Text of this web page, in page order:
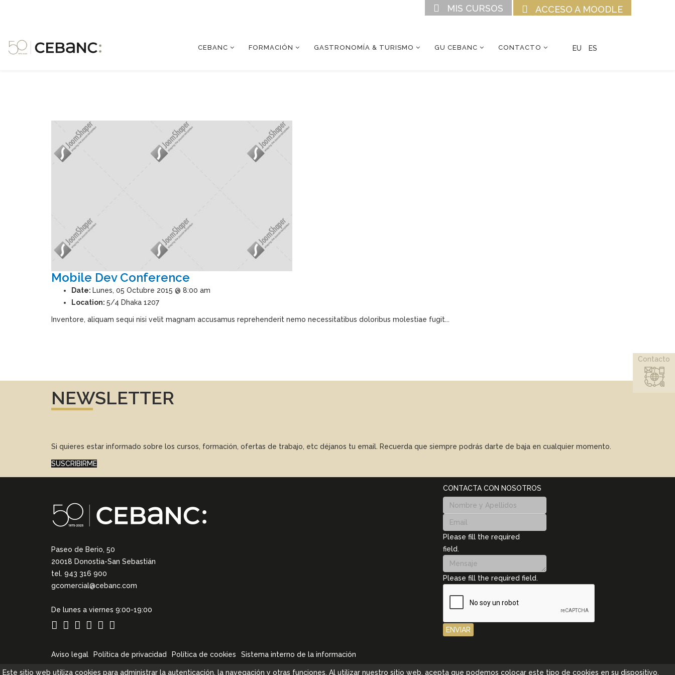
ACCESO A MOODLE
MIS CURSOS
CEBANC FORMACIÓN GASTRONOMÍA & TURISMO GU CEBANC CONTACTO EU ES
Mobile Dev Conference
Date: Lunes, 05 Octubre 2015 @ 8:00 am
Location: 5/4 Dhaka 1207
Inventore, aliquam sequi nisi velit magnam accusamus reprehenderit nemo necessitatibus doloribus molestiae fugit...
NEWSLETTER
Si quieres estar informado sobre los cursos, formación, ofertas de trabajo, etc déjanos tu email. Recuerda que siempre podrás darte de baja en cualquier momento.
SUSCRIBIRME
Paseo de Berio, 50
20018 Donostia-San Sebastián
tel. 943 316 900
gcomercial@cebanc.com
De lunes a viernes 9:00-19:00
Aviso legal Política de privacidad Política de cookies Sistema interno de la información
CONTACTA CON NOSOTROS
Please fill the required
field.
Please fill the required field.
ENVIAR
Contacto
Este sitio web utiliza cookies para administrar la autenticación, la navegación y otras funciones. Al utilizar nuestro sitio web, acepta que podemos colocar este tipo de cookies en su dispositivo.